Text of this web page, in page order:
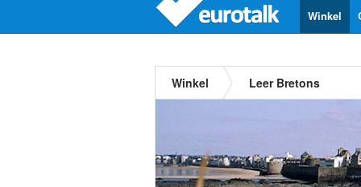
Winkel
Winkel Leer Bretons